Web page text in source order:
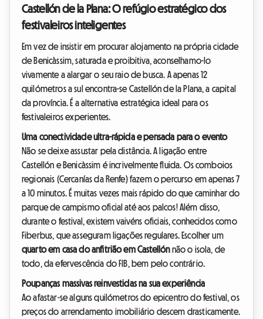
Castellón de la Plana: O refúgio estratégico dos
festivaleiros inteligentes
Em vez de insistir em procurar alojamento na própria cidade
de Benicàssim, saturada e proibitiva, aconselhamo-lo
vivamente a alargar o seu raio de busca. A apenas 12
quilómetros a sul encontra-se Castellón de la Plana, a capital
da província. É a alternativa estratégica ideal para os
festivaleiros experientes.
Uma conectividade ultra-rápida e pensada para o evento
Não se deixe assustar pela distância. A ligação entre
Castellón e Benicàssim é incrivelmente fluida. Os comboios
regionais (Cercanías da Renfe) fazem o percurso em apenas 7
a 10 minutos. É muitas vezes mais rápido do que caminhar do
parque de campismo oficial até aos palcos! Além disso,
durante o festival, existem vaivéns oficiais, conhecidos como
Fiberbus, que asseguram ligações regulares. Escolher um
quarto em casa do anfitrião em Castellónnão o isola, de
todo, da efervescência do FIB, bem pelo contrário.
Poupanças massivas reinvestidas na sua experiência
Ao afastar-se alguns quilómetros do epicentro do festival, os
preços do arrendamento imobiliário descem drasticamente.